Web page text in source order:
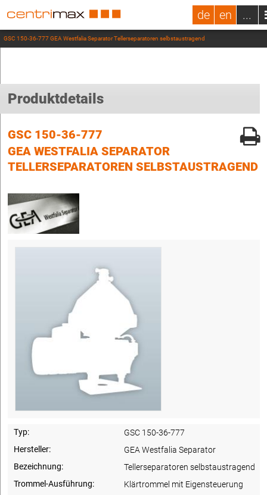
de en ...
GSC 150-36-777 GEA Westfalia Separator Tellerseparatoren selbstaustragend
Produktdetails
GSC 150-36-777
GEA WESTFALIA SEPARATOR
TELLERSEPARATOREN SELBSTAUSTRAGEND
Typ:
GSC 150-36-777
Hersteller:
GEA Westfalia Separator
Bezeichnung:
Tellerseparatoren selbstaustragend
Trommel-Ausführung:
Klärtrommel mit Eigensteuerung